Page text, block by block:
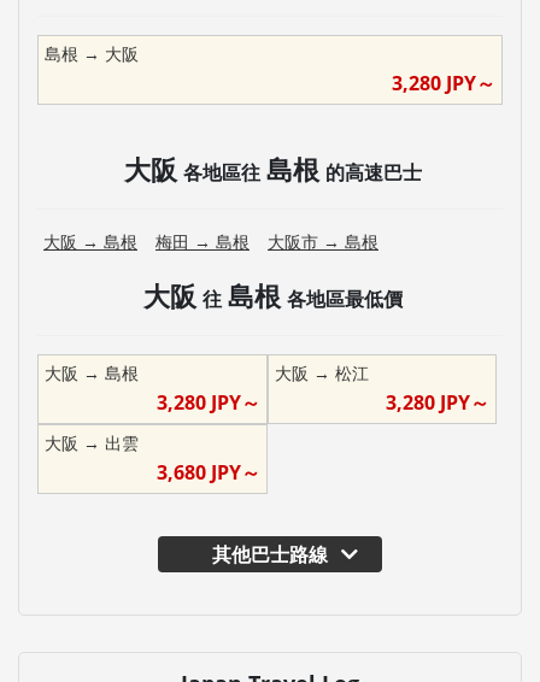
島根 → 大阪
3,280 JPY～
大阪 各地區往 島根 的高速巴士
大阪 → 島根 梅田 → 島根 大阪市 → 島根
大阪 往 島根 各地區最低價
大阪 → 島根
3,280JPY～
大阪 → 松江
3,280 JPY～
大阪 → 出雲
3,680JPY～
其他巴士路線